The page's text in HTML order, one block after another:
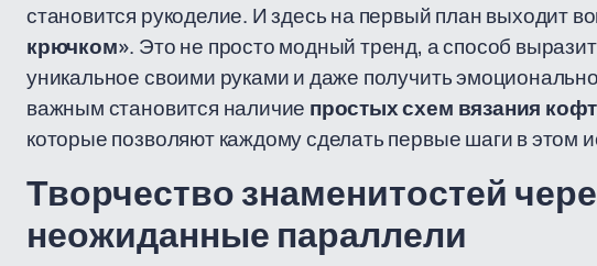
становится рукоделие. И здесь на первый план выходит
крючком». Это не просто модный тренд, а способ
уникальное своими руками и даже получить
важным становится наличие простых схем вязания
которые позволяют каждому сделать первые шаги в этом
Творчество знаменитостей
неожиданные параллели